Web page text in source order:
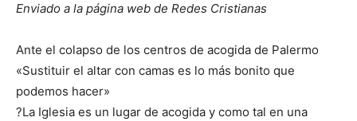
Enviado a la página web de Redes Cristianas
Ante el colapso de los centros de acogida de Palermo
«Sustituir el altar con camas es lo más bonito que
podemos hacer»
?La Iglesia es un lugar de acogida y como tal en una